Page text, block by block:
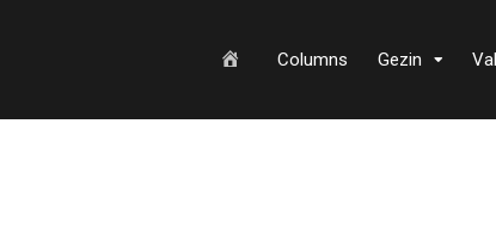
Columns Gezin